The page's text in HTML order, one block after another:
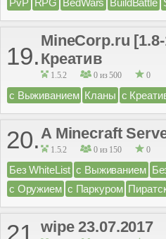
PvP RPG BedWars BuildBattle
19.
MineCorp.ru
Креатив
1.5.2 0 из 500 0
с Выживанием Кланы с
20.A Minecraft
1.5.2 0 из 150 0
Без WhiteList с Выживанием
с Оружием с Паркуром
21. wipe 23.07.2017